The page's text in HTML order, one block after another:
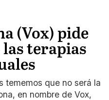
(Vox) pide
las terapias
tememos que no será la
en nombre de Vox,